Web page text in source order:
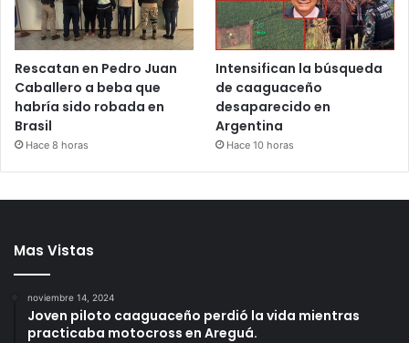
Rescatan en Pedro Juan
Caballero a beba que
habría sido robada en
Brasil
Hace 8 horas
Intensifican la búsqueda
de caaguaceño
desaparecido en
Argentina
Hace 10 horas
Mas Vistas
noviembre 14, 2024
Joven piloto caaguaceño perdió la vida mientras
practicaba motocross en Areguá.